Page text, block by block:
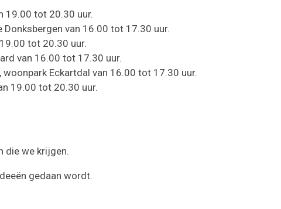
19.00 tot 20.30 uur.
van 16.00 tot 17.30 uur.
tot 20.30 uur.
van 16.00 tot 17.30 uur.
Eckartdal van 16.00 tot 17.30 uur.
19.00 tot 20.30 uur.
die we krijgen.
gedaan wordt.